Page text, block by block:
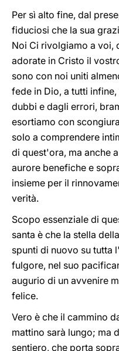
Per sì alto fine, dal
fiduciosi che la sua
Noi Ci rivolgiamo a voi,
adorate in Cristo il
sono con noi uniti
fede in Dio, a tutti
dubbi e dagli errori,
esortiamo con
solo a comprendere
di quest'ora, ma anche
aurore benefiche e
insieme per il
verità.
Scopo essenziale di
santa è che la stella
spunti di nuovo su tutta
fulgore, nel suo
augurio di un avvenire
felice.
Vero è che il cammino
mattino sarà lungo; ma
sentiero, che porta